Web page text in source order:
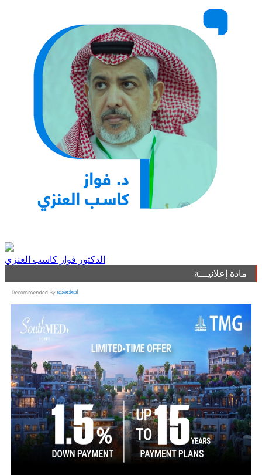
الدكتور فواز كاسب العنزي
مادة إعلانيـــة